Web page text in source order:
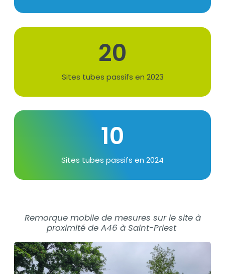
20
Sites tubes passifs en 2023
10
Sites tubes passifs en 2024
Contenu
Remorque mobile de mesures sur le site à
proximité de A46 à Saint-Priest